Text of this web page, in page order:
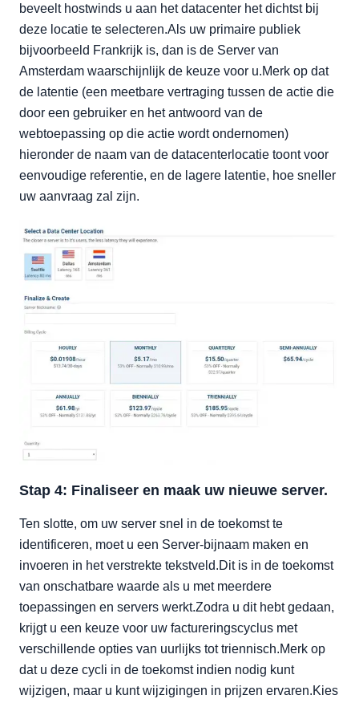
beveelt hostwinds u aan het datacenter het dichtst bij
deze locatie te selecteren.Als uw primaire publiek
bijvoorbeeld Frankrijk is, dan is de Server van
Amsterdam waarschijnlijk de keuze voor u.Merk op dat
de latentie (een meetbare vertraging tussen de actie die
door een gebruiker en het antwoord van de
webtoepassing op die actie wordt ondernomen)
hieronder de naam van de datacenterlocatie toont voor
eenvoudige referentie, en de lagere latentie, hoe sneller
uw aanvraag zal zijn.
Stap 4: Finaliseer en maak uw nieuwe server.
Ten slotte, om uw server snel in de toekomst te
identificeren, moet u een Server-bijnaam maken en
invoeren in het verstrekte tekstveld.Dit is in de toekomst
van onschatbare waarde als u met meerdere
toepassingen en servers werkt.Zodra u dit hebt gedaan,
krijgt u een keuze voor uw factureringscyclus met
verschillende opties van uurlijks tot triennisch.Merk op
dat u deze cycli in de toekomst indien nodig kunt
wijzigen, maar u kunt wijzigingen in prijzen ervaren.Kies